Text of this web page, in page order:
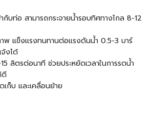
กับท่อ สามารถกระจายน้ำรอบทิศทางไกล 8-12
แข็งแรงทนทานต่อแรงดันน้ำ 0.5-3 บาร์
จ้งได้
ลิตรต่อนาที ช่วยประหยัดเวลาในการรดน้ำ
ดี
ก็บ และเคลื่อนย้าย